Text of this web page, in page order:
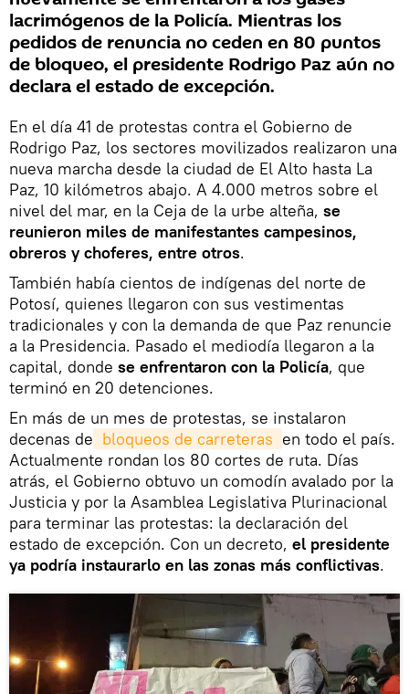
lacrimógenos de la Policía. Mientras los
pedidos de renuncia no ceden en 80 puntos
de bloqueo, el presidente Rodrigo Paz aún no
declara el estado de excepción.
En el día 41 de protestas contra el Gobierno de
Rodrigo Paz, los sectores movilizados realizaron una
nueva marcha desde la ciudad de El Alto hasta La
Paz, 10 kilómetros abajo. A 4.000 metros sobre el
nivel del mar, en la Ceja de la urbe alteña, se
reunieron miles de manifestantes campesinos,
obreros y choferes, entre otros.
También había cientos de indígenas del norte de
Potosí, quienes llegaron con sus vestimentas
tradicionales y con la demanda de que Paz renuncie
a la Presidencia. Pasado el mediodía llegaron a la
capital, donde se enfrentaron con la Policía, que
terminó en 20 detenciones.
En más de un mes de protestas, se instalaron
decenas de bloqueos de carreteras en todo el país.
Actualmente rondan los 80 cortes de ruta. Días
atrás, el Gobierno obtuvo un comodín avalado por la
Justicia y por la Asamblea Legislativa Plurinacional
para terminar las protestas: la declaración del
estado de excepción. Con un decreto, el presidente
ya podría instaurarlo en las zonas más conflictivas.